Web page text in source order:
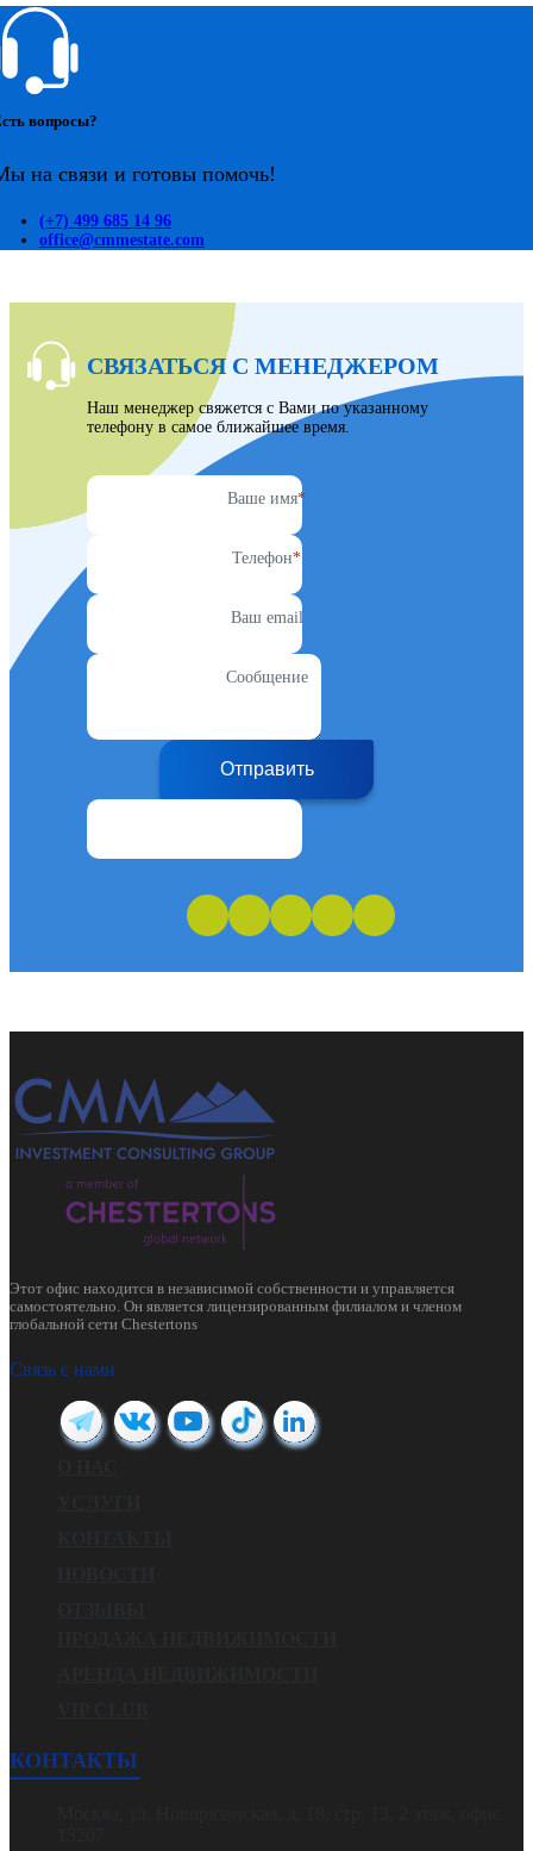
вопросы?
на связи и готовы помочь!
(+7) 499 685 14 96
office@cmmestate.com
СВЯЗАТЬСЯ С МЕНЕДЖЕРОМ
Наш менеджер свяжется с Вами по указанному
телефону в самое ближайшее время.
Ваше имя*
Телефон*
Ваш email
Сообщение
Отправить
Этот офис находится в независимой собственности и управляется
самостоятельно. Он является лицензированным филиалом и членом
глобальной сети Chestertons
Связь с нами
КОНТАКТЫ